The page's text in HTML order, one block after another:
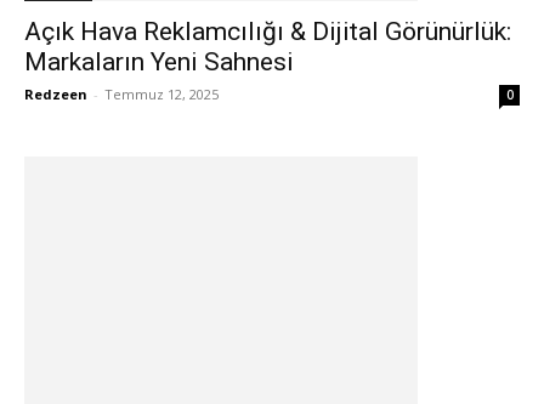
Açık Hava Reklamcılığı & Dijital Görünürlük:
Markaların Yeni Sahnesi
Redzeen - Temmuz 12, 2025 0